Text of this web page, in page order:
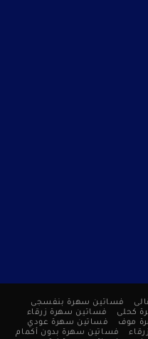
فساتين سهرة بنفسجى
كحلى
فساتين سهرة زرقاء
موف
فساتين سهرة عودي
فساتين سهرة بدون أكمام